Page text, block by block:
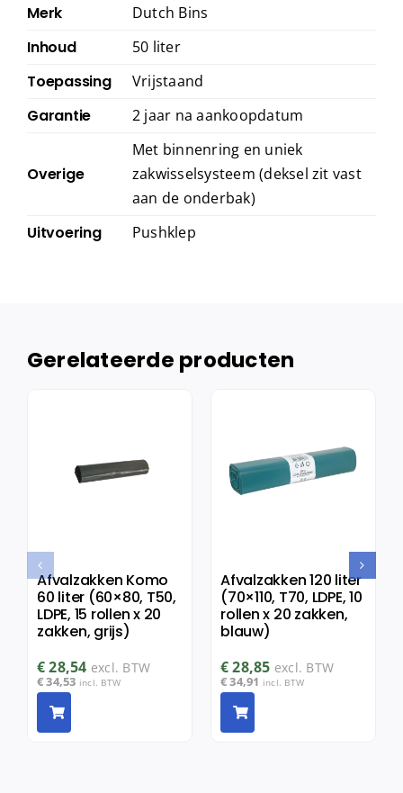
Merk Dutch Bins
Inhoud 50 liter
Toepassing Vrijstaand
Garantie 2 jaar na aankoopdatum
Overige
Met binnenring en uniek
zakwisselsysteem (deksel zit vast
aan de onderbak)
Uitvoering Pushklep
Gerelateerde producten
Afvalzakken Komo
60 liter (60×80, T50,
LDPE, 15 rollen x 20
zakken, grijs)
€28,54 excl. BTW
€34,53 incl. BTW
Afvalzakken 120 liter
(70×110, T70, LDPE, 10
rollen x 20 zakken,
blauw)
€28,85 excl. BTW
€34,91 incl. BTW